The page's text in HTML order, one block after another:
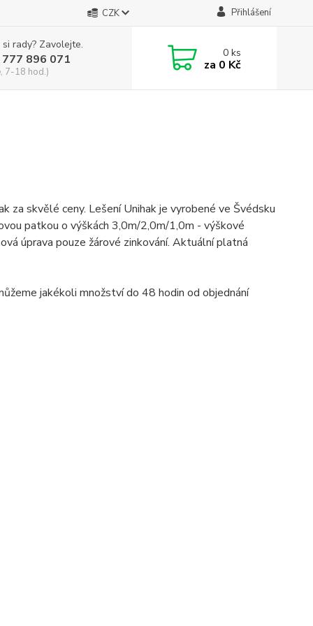
CZK Přihlášení
rady? Zavolejte.
896 071
7-18 hod.)
0ks
za 0 Kč
skvělé ceny. Lešení Unihak je vyrobené ve Švédsku
patkou o výškách 3,0m/2,0m/1,0m - výškové
úprava pouze žárové zinkování. Aktuální platná
jakékoli množství do 48 hodin od objednání